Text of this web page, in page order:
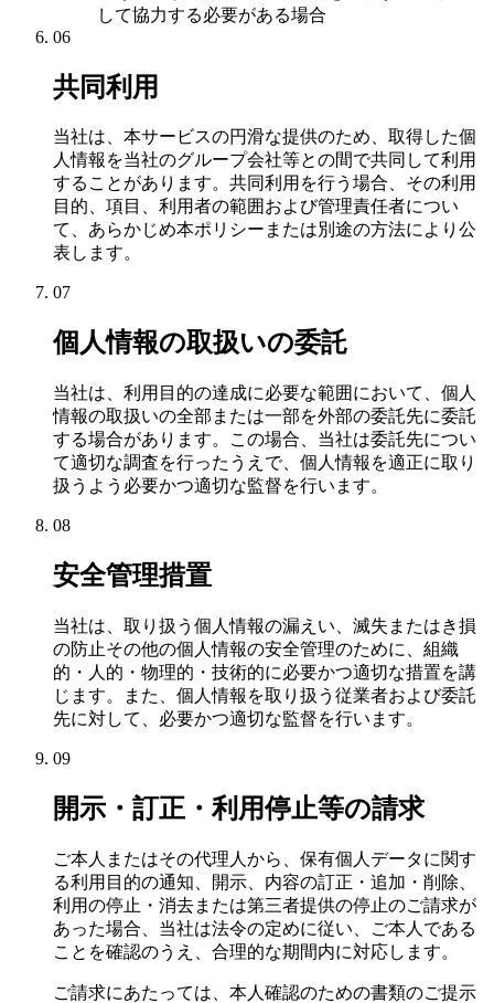
して協力する必要がある場合
06
共同利用
当社は、本サービスの円滑な提供のため、取得した個
人情報を当社のグループ会社等との間で共同して利用
することがあります。共同利用を行う場合、その利用
目的、項目、利用者の範囲および管理責任者につい
て、あらかじめ本ポリシーまたは別途の方法により公
表します。
07
個人情報の取扱いの委託
当社は、利用目的の達成に必要な範囲において、個人
情報の取扱いの全部または一部を外部の委託先に委託
する場合があります。この場合、当社は委託先につい
て適切な調査を行ったうえで、個人情報を適正に取り
扱うよう必要かつ適切な監督を行います。
08
安全管理措置
当社は、取り扱う個人情報の漏えい、滅失またはき損
の防止その他の個人情報の安全管理のために、組織
的・人的・物理的・技術的に必要かつ適切な措置を講
じます。また、個人情報を取り扱う従業者および委託
先に対して、必要かつ適切な監督を行います。
09
開示・訂正・利用停止等の請求
ご本人またはその代理人から、保有個人データに関す
る利用目的の通知、開示、内容の訂正・追加・削除、
利用の停止・消去または第三者提供の停止のご請求が
あった場合、当社は法令の定めに従い、ご本人である
ことを確認のうえ、合理的な期間内に対応します。
ご請求にあたっては、本人確認のための書類のご提示